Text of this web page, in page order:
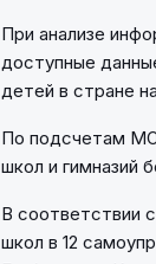
При анализе
доступные
детей в стране
По подсчетам
школ и гимназий
В соответствии
школ в 12